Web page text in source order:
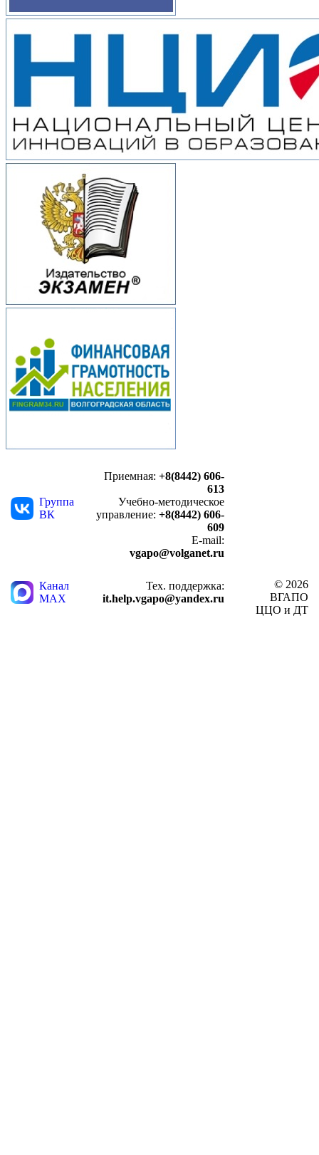
Группа
ВК
Приемная: +8(8442) 606-
613
Учебно-методическое
управление: +8(8442) 606-
609
E-mail:
vgapo@volganet.ru
Канал
MAX
Тех. поддержка:
it.help.vgapo@yandex.ru
© 2026
ВГАПО
ЦЦО и ДТ